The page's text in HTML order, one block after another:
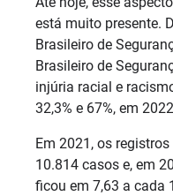
está muito presente.
Brasileiro de
Brasileiro de
injúria racial e
32,3% e 67%, em
Em 2021, os
10.814 casos e, em
ficou em 7,63 a cada